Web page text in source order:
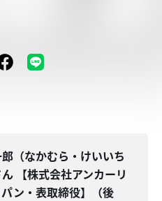
（なかむら・けいいち
【株式会社アンカーリ
ン・表取締役】（後